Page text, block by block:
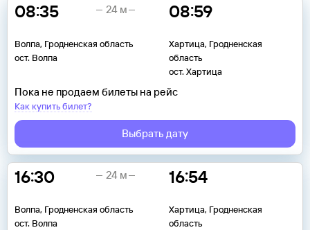
08:35
Волпа, Гродненская область
ост. Волпа
08:59
Хартица, Гродненская
область
ост. Хартица
24 м
Пока не продаем билеты на рейс
Как купить билет?
Выбрать дату
16:30
Волпа, Гродненская область
ост. Волпа
16:54
Хартица, Гродненская
область
24 м